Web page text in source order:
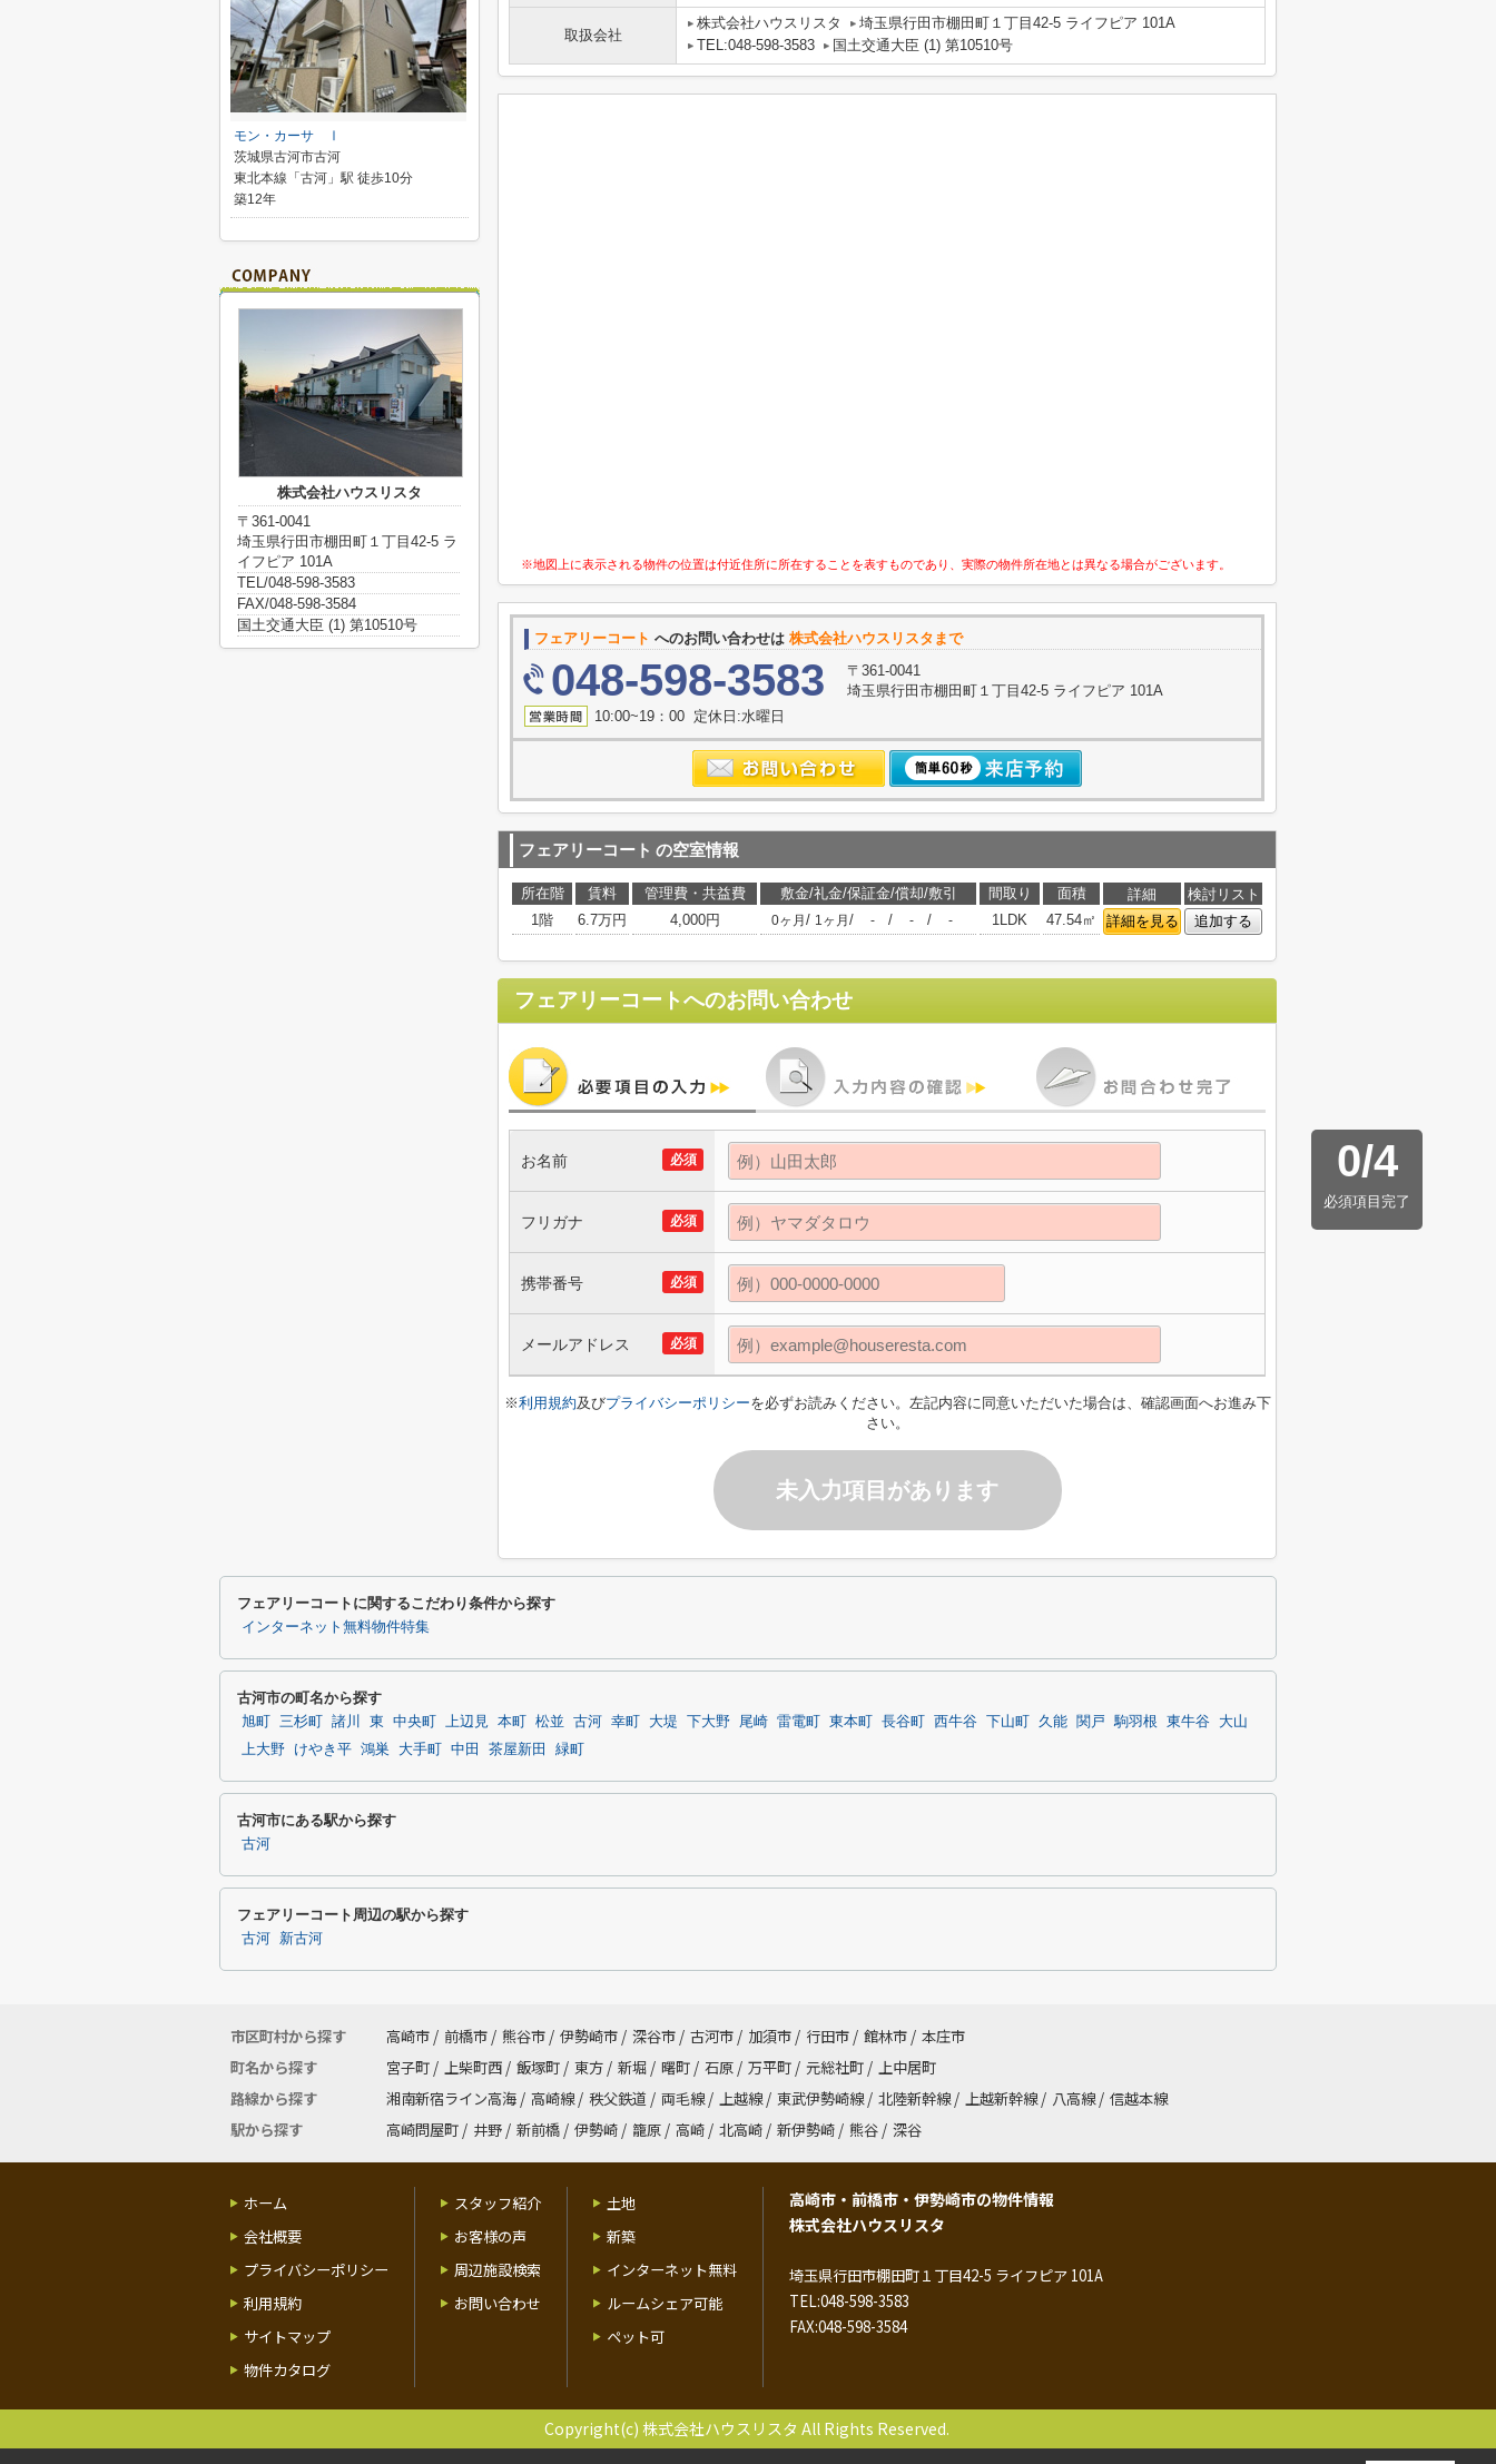
取扱会社
株式会社ハウスリスタ
埼玉県行田市棚田町１丁目42-5 ライフピア 101A
TEL:048-598-3583
国土交通大臣 (1) 第10510号
※地図上に表示される物件の位置は付近住所に所在することを表すものであり、実際の物件所在地とは異なる場合がございます。
フェアリーコート へのお問い合わせは 株式会社ハウスリスタまで
048-598-3583
〒361-0041
埼玉県行田市棚田町１丁目42-5 ライフピア 101A
10:00~19：00 定休日:水曜日
フェアリーコート の空室情報
所在階 賃料 管理費・共益費 敷金/礼金/保証金/償却/敷引 間取り 面積 詳細
検討リスト
1階
6.7万円 4,000円 0ヶ月 / 1ヶ月 / - / - / - 1LDK 47.54㎡ 詳細を見る 追加する
フェアリーコートへのお問い合わせ
0/4
必須項目完了
必須
お名前
必須
フリガナ
必須
携帯番号
必須
メールアドレス
※利用規約及びプライバシーポリシーを必ずお読みください。左記内容に同意いただいた場合は、確認画面へお進み下
さい。
未入力項目があります
モン・カーサ Ⅰ
茨城県古河市古河
東北本線「古河」駅 徒歩10分
築12年
株式会社ハウスリスタ
〒361-0041
埼玉県行田市棚田町１丁目42-5 ラ
イフピア 101A
TEL/048-598-3583
FAX/048-598-3584
国土交通大臣 (1) 第10510号
フェアリーコートに関するこだわり条件から探す
インターネット無料物件特集
古河市の町名から探す
旭町 三杉町 諸川 東 中央町 上辺見 本町 松並 古河 幸町 大堤 下大野 尾崎 雷電町 東本町 長谷町 西牛谷 下山町 久能 関戸 駒羽根 東牛谷
大山
上大野
けやき平 鴻巣 大手町 中田 茶屋新田 緑町
古河市にある駅から探す
古河
フェアリーコート周辺の駅から探す
古河 新古河
市区町村から探す 高崎市 / 前橋市 / 熊谷市 / 伊勢崎市 / 深谷市 / 古河市 / 加須市 / 行田市 / 館林市 / 本庄市
町名から探す
宮子町 / 上柴町西 / 飯塚町 / 東方 / 新堀 / 曙町 / 石原 / 万平町 / 元総社町 / 上中居町
路線から探す
湘南新宿ライン高海 / 高崎線 / 秩父鉄道 / 両毛線 / 上越線 / 東武伊勢崎線 / 北陸新幹線 / 上越新幹線 / 八高線 / 信越本線
駅から探す
高崎問屋町 / 井野 / 新前橋 / 伊勢崎 / 籠原 / 高崎 / 北高崎 / 新伊勢崎 / 熊谷 / 深谷
ホーム
会社概要
プライバシーポリシー
利用規約
サイトマップ
物件カタログ
スタッフ紹介
お客様の声
周辺施設検索
お問い合わせ
土地
新築
インターネット無料
ルームシェア可能
ペット可
高崎市・前橋市・伊勢崎市の物件情報
株式会社ハウスリスタ
埼玉県行田市棚田町１丁目42-5 ライフピア 101A
TEL:048-598-3583
FAX:048-598-3584
Copyright(c) 株式会社ハウスリスタ All Rights Reserved.